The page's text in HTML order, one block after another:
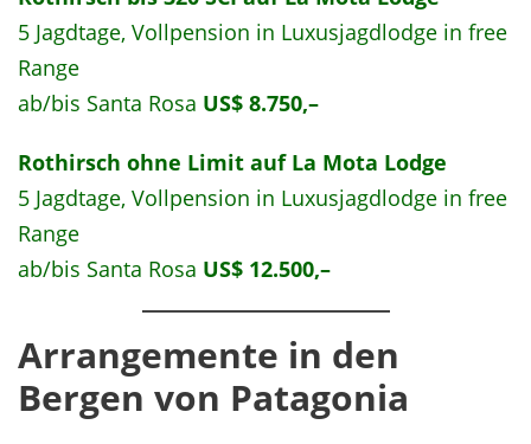
5 Jagdtage, Vollpension in Luxusjagdlodge in free
Range
ab/bis Santa Rosa US$ 8.750,–
Rothirsch ohne Limit auf La Mota Lodge
5 Jagdtage, Vollpension in Luxusjagdlodge in free
Range
ab/bis Santa Rosa US$ 12.500,–
Arrangemente in den
Bergen von Patagonia